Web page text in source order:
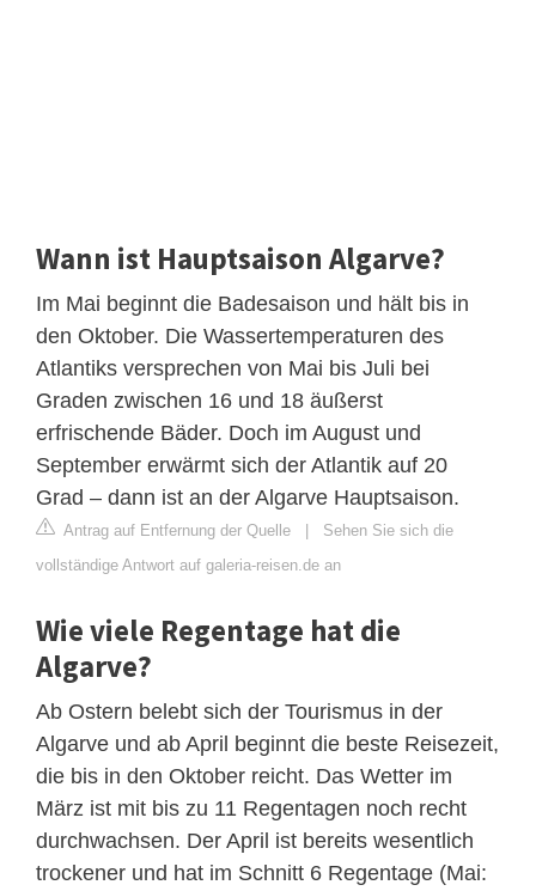
Wann ist Hauptsaison Algarve?
Im Mai beginnt die Badesaison und hält bis in
den Oktober. Die Wassertemperaturen des
Atlantiks versprechen von Mai bis Juli bei
Graden zwischen 16 und 18 äußerst
erfrischende Bäder. Doch im August und
September erwärmt sich der Atlantik auf 20
Grad – dann ist an der Algarve Hauptsaison.
Antrag auf Entfernung der Quelle | Sehen Sie sich die
vollständige Antwort auf galeria-reisen.de an
Wie viele Regentage hat die
Algarve?
Ab Ostern belebt sich der Tourismus in der
Algarve und ab April beginnt die beste Reisezeit,
die bis in den Oktober reicht. Das Wetter im
März ist mit bis zu 11 Regentagen noch recht
durchwachsen. Der April ist bereits wesentlich
trockener und hat im Schnitt 6 Regentage (Mai: